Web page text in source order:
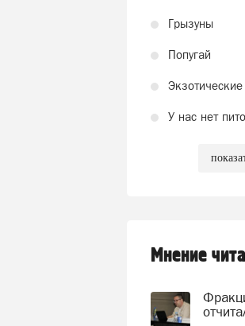
Грызуны
Попугай
У нас нет
Мнение